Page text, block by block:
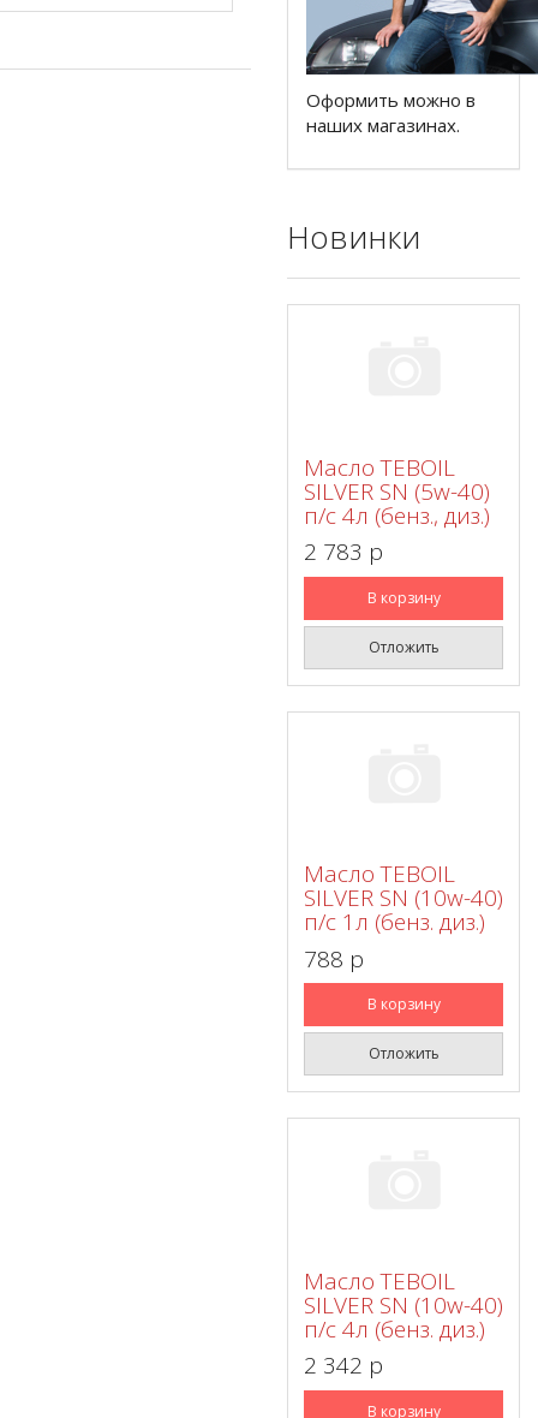
Оформить можно в
наших магазинах.
Новинки
Масло TEBOIL
SILVER SN (5w-40)
п/с 4л (бенз., диз.)
2 783 p
В корзину
Отложить
Масло TEBOIL
SILVER SN (10w-40)
п/с 1л (бенз. диз.)
788 p
В корзину
Отложить
Масло TEBOIL
SILVER SN (10w-40)
п/с 4л (бенз. диз.)
2 342 p
В корзину